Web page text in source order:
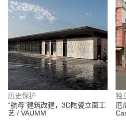
历史保护
“航母”建筑改建，3D陶瓷立面工
艺 / VAUMM
独
厄